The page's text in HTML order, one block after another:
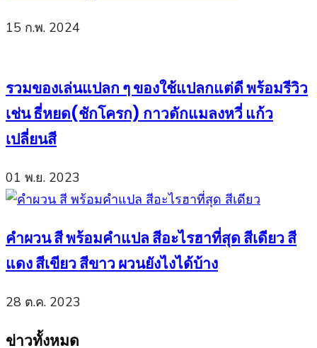
15 ก.พ. 2024
รวมของเล่นแปลก ๆ ของใช้แปลกแต่ดี พร้อมรีวิว
เช่น ธี่หยด(ชักโครก) กาวดักแมลงหวี่ แก้ว
เปลี่ยนสี
01 พ.ย. 2023
คำผวน สี พร้อมคำแปล สีอะไรฮาที่สุด สีเดียว สี
แดง สีเขียว สีขาว ผวนยังไงได้บ้าง
28 ต.ค. 2023
ข่าวทั้งหมด